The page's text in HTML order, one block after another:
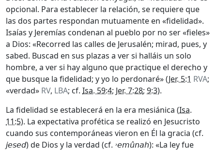
opcional. Para establecer la relación, se requiere que
las dos partes respondan mutuamente en «fidelidad».
Isaías y Jeremías condenan al pueblo por no ser «fieles»
a Dios: «Recorred las calles de Jerusalén; mirad, pues, y
sabed. Buscad en sus plazas a ver si halláis un solo
hombre, a ver si hay alguno que practique el derecho y
que busque la fidelidad; y yo lo perdonaré» (Jer. 5:1 RVA;
«verdad» RV, LBA; cf. Isa. 59:4; Jer. 7:28; 9:3).
La fidelidad se establecerá en la era mesiánica (Isa.
11:5). La expectativa profética se realizó en Jesucristo
cuando sus contemporáneas vieron en Él la gracia (cf.
jesed) de Dios y la verdad (cf. ˒emûnah): «La ley fue